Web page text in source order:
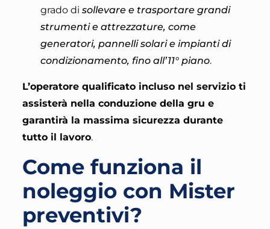
grado di sollevare e trasportare grandi
strumenti e attrezzature, come
generatori, pannelli solari e impianti di
condizionamento, fino all’11° piano.
L’operatore qualificato incluso nel servizio ti
assisterà nella conduzione della gru e
garantirà la massima sicurezza durante
tutto il lavoro.
Come funziona il
noleggio con Mister
preventivi?